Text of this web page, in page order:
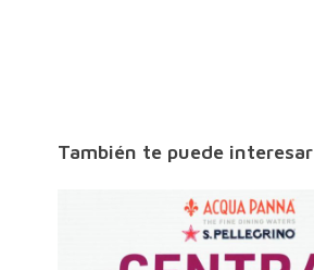
También te puede interesar